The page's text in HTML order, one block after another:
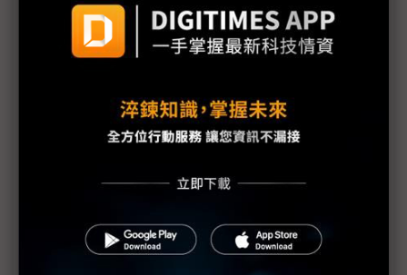
啟動Common Criteria產學合作 安華聯網攜手北科大
培育台灣資安人才
裕融企業打造「文化共融 平權共享」公益精神
大同永續搶攻碳權商機 完成高價藍碳交易
宏電科技獲2024新北市友善家庭優質企業殊榮